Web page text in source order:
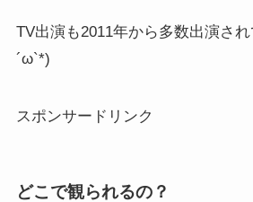
TV出演も2011年から多数出演さ
´ω`*)
スポンサードリンク
どこで観られるの？